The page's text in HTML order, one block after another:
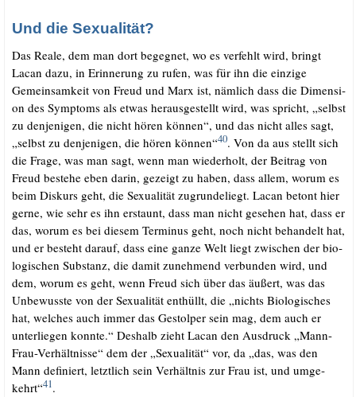
Und die Sexualität?
Das Rea­le, dem man dort begeg­net, wo es ver­fehlt wird, bringt
Lacan dazu, in Erin­ne­rung zu rufen, was für ihn die ein­zi­ge
Gemein­sam­keit von Freud und Marx ist, näm­lich dass die Dimen­si­
on des Sym­ptoms als etwas her­aus­ge­stellt wird, was spricht, „selbst
zu den­je­ni­gen, die nicht hören kön­nen“, und das nicht alles sagt,
„selbst zu den­je­ni­gen, die hören kön­nen“40. Von da aus stellt sich
die Fra­ge, was man sagt, wenn man wie­der­holt, der Bei­trag von
Freud bestehe eben dar­in, gezeigt zu haben, dass allem, wor­um es
beim Dis­kurs geht, die Sexua­li­tät zugrun­de­liegt. Lacan betont hier
ger­ne, wie sehr es ihn erstaunt, dass man nicht gese­hen hat, dass er
das, wor­um es bei die­sem Ter­mi­nus geht, noch nicht behan­delt hat,
und er besteht dar­auf, dass eine gan­ze Welt liegt zwi­schen der bio­
lo­gi­schen Sub­stanz, die damit zuneh­mend ver­bun­den wird, und
dem, wor­um es geht, wenn Freud sich über das äußert, was das
Unbe­wuss­te von der Sexua­li­tät ent­hüllt, die „nichts Bio­lo­gi­sches
hat, wel­ches auch immer das Gestol­per sein mag, dem auch er
unter­lie­gen konn­te.“ Des­halb zieht Lacan den Aus­druck „Mann-
Frau-Ver­hält­nis­se“ dem der „Sexua­li­tät“ vor, da „das, was den
Mann defi­niert, letzt­lich sein Ver­hält­nis zur Frau ist, und umge­
kehrt“41.